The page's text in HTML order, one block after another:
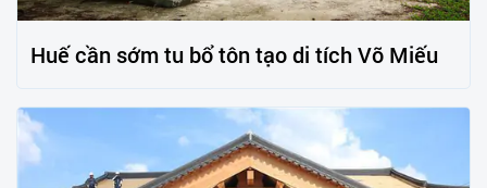
Huế cần sớm tu bổ tôn tạo di tích Võ Miếu